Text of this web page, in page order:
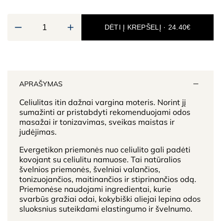
DĖTI Į KREPŠELĮ · 24.40€
APRAŠYMAS
Celiulitas itin dažnai vargina moteris. Norint jį
sumažinti ar pristabdyti rekomenduojami odos
masažai ir tonizavimas, sveikas maistas ir
judėjimas.
Evergetikon priemonės nuo celiulito gali padėti
kovojant su celiulitu namuose. Tai natūralios
švelnios priemonės, švelniai valančios,
tonizuojančios, maitinančios ir stiprinančios odą.
Priemonėse naudojami ingredientai, kurie
svarbūs gražiai odai, kokybiški aliejai lepina odos
sluoksnius suteikdami elastingumo ir švelnumo.